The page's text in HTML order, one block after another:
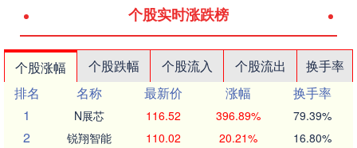
个股实时涨跌榜
个股涨幅 个股跌幅 个股流入 个股流出
换手率
排名
名称 最新价 涨幅
换手率
1
N展芯 116.52 396.89% 79.39%
2 锐翔智能 110.02 20.21% 16.80%